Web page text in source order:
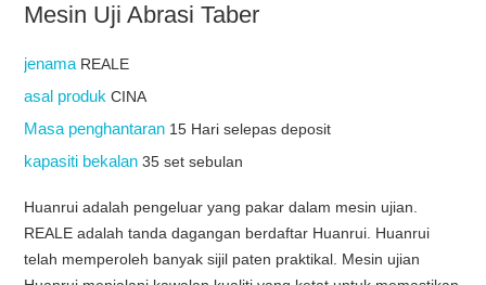
Mesin Uji Abrasi Taber
jenama REALE
asal produkCINA
Masa penghantaran 15 Hari selepas deposit
kapasiti bekalan35 set sebulan
Huanrui adalah pengeluar yang pakar dalam mesin ujian.
REALE adalah tanda dagangan berdaftar Huanrui. Huanrui
telah memperoleh banyak sijil paten praktikal. Mesin ujian